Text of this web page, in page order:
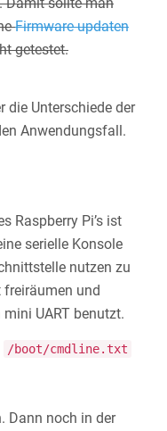
Firmware updaten
getestet.
die Unterschiede der
Anwendungsfall.
Raspberry Pi’s ist
serielle Konsole
nutzen zu
freiräumen und
UART benutzt.
/boot/cmdline.txt
Dann noch in der